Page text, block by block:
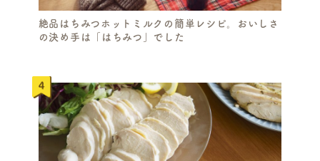
絶品はちみつホットミルクの簡単レシピ。おいしさ
の決め手は「はちみつ」でした